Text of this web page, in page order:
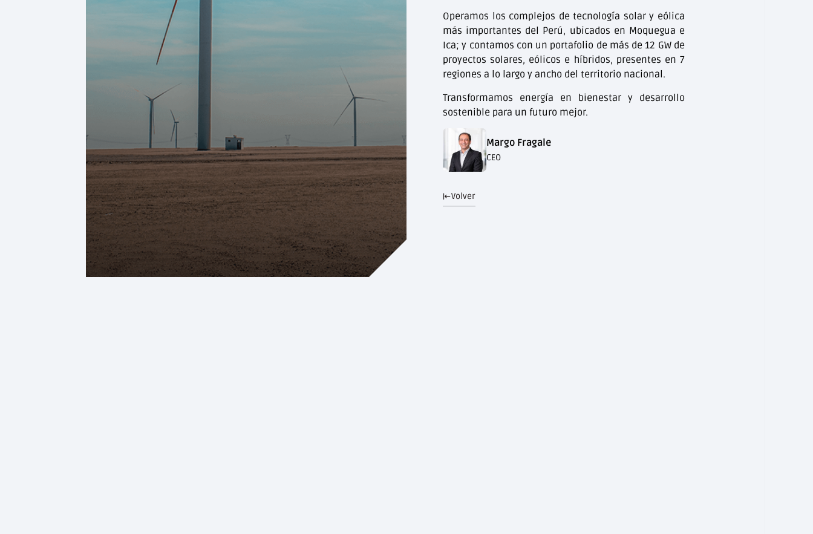
Operamos los complejos de tecnología solar y eólica
más importantes del Perú, ubicados en Moquegua e
Ica; y contamos con un portafolio de más de 12 GW de
proyectos solares, eólicos e híbridos, presentes en 7
regiones a lo largo y ancho del territorio nacional.
Transformamos energía en bienestar y desarrollo
sostenible para un futuro mejor.
Margo Fragale
CEO
Volver